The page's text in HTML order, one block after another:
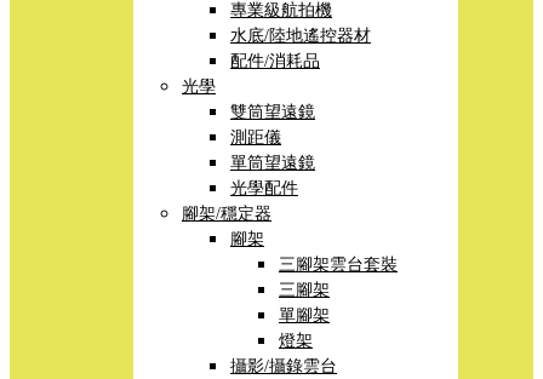
專業級航拍機
水底/陸地遙控器材
配件/消耗品
光學
雙筒望遠鏡
測距儀
單筒望遠鏡
光學配件
腳架/穩定器
腳架
三腳架雲台套裝
三腳架
單腳架
燈架
攝影/攝錄雲台